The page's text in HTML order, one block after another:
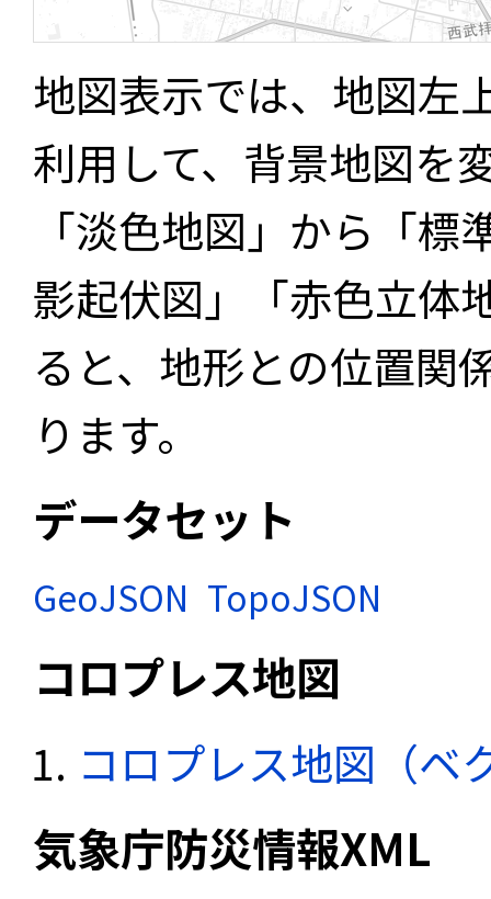
地図表示では、地図左
利用して、背景地図を
「淡色地図」から「
影起伏図」「赤色立体
ると、地形との位置関
ります。
データセット
GeoJSON TopoJSON
コロプレス地図
コロプレス地図（ベ
気象庁防災情報XML